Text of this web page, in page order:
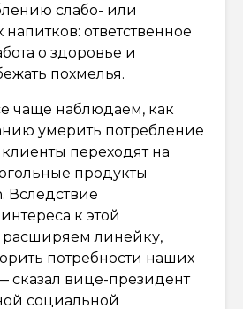
слабо- или
ответственное
о здоровье и
похмелья.
чаще наблюдаем, как
умерить потребление
переходят на
продукты
Вследствие
к этой
линейку,
потребности наших
сказал вице-президент
социальной